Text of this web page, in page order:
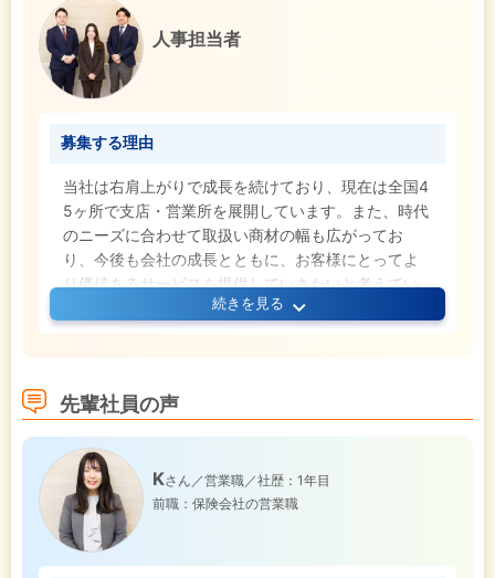
人事担当者
募集する理由
当社は右肩上がりで成長を続けており、現在は全国4
5ヶ所で支店・営業所を展開しています。また、時代
のニーズに合わせて取扱い商材の幅も広がってお
り、今後も会社の成長とともに、お客様にとってよ
り価値あるサービスを提供していきたいと考えてい
ます。そこで今回はさらなる事業拡大に向けて新し
続きを見る
先輩社員の声
Kさん／営業職／社歴：1年目
前職：保険会社の営業職